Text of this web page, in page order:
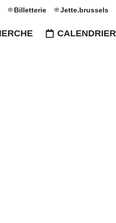
Billetterie Jette.brussels
CALENDRIER